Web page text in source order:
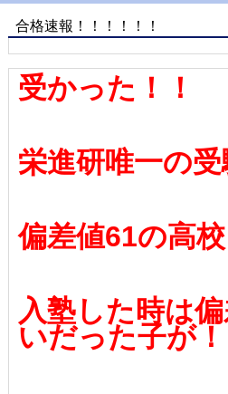
合格速報！！！！！！
受かった！！
栄進研唯一の
偏差値61の高校
入塾した時は
いだった子が！